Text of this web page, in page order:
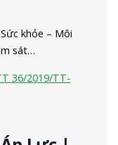
khỏe – Môi
sát…